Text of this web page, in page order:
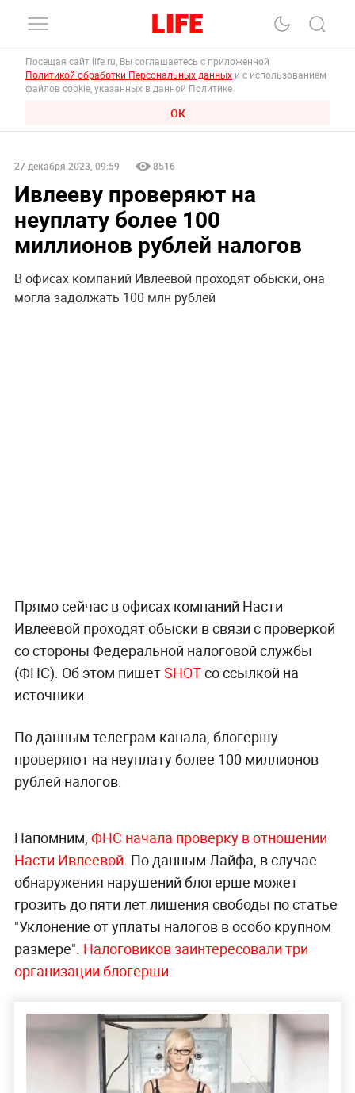
Посещая сайт life.ru, Вы соглашаетесь с приложенной
Политикой обработки Персональных данных и с использованием
файлов cookie, указанных в данной Политике.
ОК
27 декабря 2023, 09:59 8516
Ивлееву проверяют на
неуплату более 100
миллионов рублей налогов
В офисах компаний Ивлеевой проходят обыски, она
могла задолжать 100 млн рублей
Прямо сейчас в офисах компаний Насти
Ивлеевой проходят обыски в связи с проверкой
со стороны Федеральной налоговой службы
(ФНС). Об этом пишетSHOTсо ссылкой на
источники.
По данным телеграм-канала, блогершу
проверяют на неуплату более 100 миллионов
рублей налогов.
Напомним, ФНС начала проверку в отношении
Насти Ивлеевой. По данным Лайфа, в случае
обнаружения нарушений блогерше может
грозить до пяти лет лишения свободы по статье
"Уклонение от уплаты налогов в особо крупном
размере". Налоговиков заинтересовали три
организации блогерши.